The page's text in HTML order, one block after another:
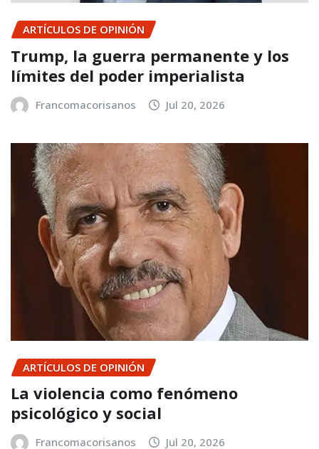
ARTÍCULOS DE OPINIÓN
Trump, la guerra permanente y los
límites del poder imperialista
Francomacorisanos Jul 20, 2026
ARTÍCULOS DE OPINIÓN
La violencia como fenómeno
psicológico y social
Francomacorisanos Jul 20, 2026